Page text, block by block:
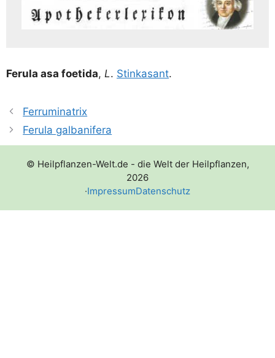
Feru­la asa foet­ida, L. Stin­ka­sant.
Ferruminatrix
Ferula galbanifera
© Heilpflanzen-Welt.de - die Welt der Heilpflanzen,
2026
·ImpressumDatenschutz